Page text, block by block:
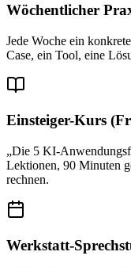
Wöchentlicher
Jede Woche ein
Case, ein Tool, eine
Einsteiger-Kurs
„Die 5 KI-
Lektionen, 90 Minuten
rechnen.
Werkstatt-